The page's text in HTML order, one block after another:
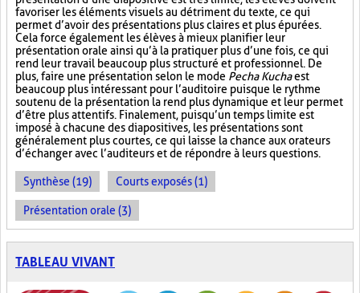
favoriser les éléments visuels au détriment du texte, ce qui
permet d’avoir des présentations plus claires et plus épurées.
Cela force également les élèves à mieux planifier leur
présentation orale ainsi qu’à la pratiquer plus d’une fois, ce qui
rend leur travail beaucoup plus structuré et professionnel. De
plus, faire une présentation selon le mode Pecha Kuchaest
beaucoup plus intéressant pour l’auditoire puisque le rythme
soutenu de la présentation la rend plus dynamique et leur permet
d’être plus attentifs. Finalement, puisqu’un temps limite est
imposé à chacune des diapositives, les présentations sont
généralement plus courtes, ce qui laisse la chance aux orateurs
d’échanger avec l’auditeurs et de répondre à leurs questions.
Synthèse (19) Courts exposés (1)
Présentation orale (3)
TABLEAU VIVANT